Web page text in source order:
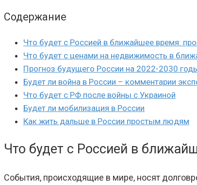
Содержание
Что будет с Россией в ближайшее время:
Что будет с ценами на недвижимость в
Прогноз будущего России на 2022-2030
Будет ли война в России – комментарии
Что будет с РФ после войны с Украиной
Будет ли мобилизация в России
Как жить дальше в России простым людям
Что будет с Россией в
События, происходящие в мире, носят